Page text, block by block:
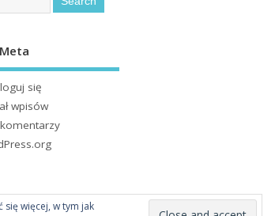
Meta
się
wpisów
komentarzy
więcej, w tym jak